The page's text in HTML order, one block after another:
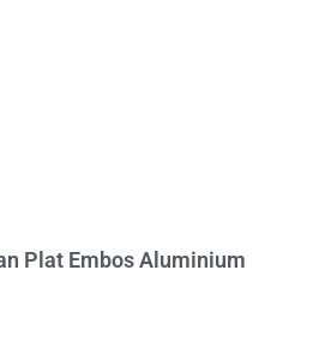
Plat Embos Aluminium